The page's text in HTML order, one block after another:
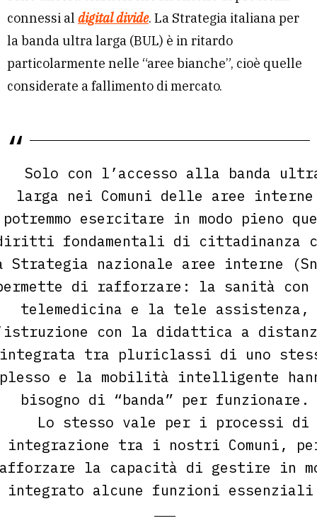
connessi al digital divide. La Strategia italiana per
la banda ultra larga (BUL) è in ritardo
particolarmente nelle “aree bianche”, cioè quelle
considerate a fallimento di mercato.
Solo con l’accesso alla banda
larga nei Comuni delle aree interne
potremmo esercitare in modo pieno
fondamentali di cittadinanza
Strategia nazionale aree interne
di rafforzare: la sanità con
telemedicina e la tele assistenza,
con la didattica a
integrata tra pluriclassi di uno
plesso e la mobilità intelligente
bisogno di “banda” per funzionare.
Lo stesso vale per i processi di
integrazione tra i nostri Comuni,
la capacità di gestire in
integrato alcune funzioni